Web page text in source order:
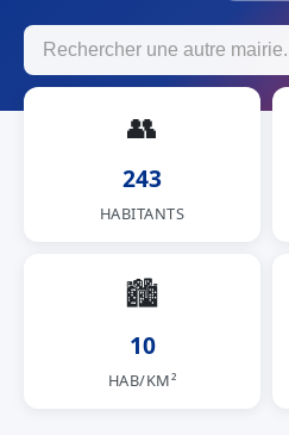
👥
243
HABITANTS
🏙
10
HAB/KM²